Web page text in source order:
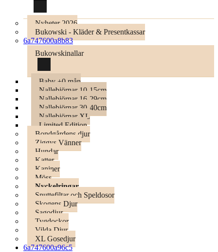
Nyheter 2026
Bukowski - Kläder & Presentkassar
6a747600a8b83
Bukowskinallar
Baby +0 mån
Nallebjörnar 10-15cm
Nallebjörnar 16-29cm
Nallebjörnar 30-40cm
Nallebjörnar XL
Limited Edition
Bondgårdens djur
Ziggys Vänner
Hundar
Katter
Kaniner
Möss
Nyckelringar
Snuttefiltar och Speldosor
Skogens Djur
Sagodjur
Tygdockor
Vilda Djur
XL Gosedjur
6a747600a96c5